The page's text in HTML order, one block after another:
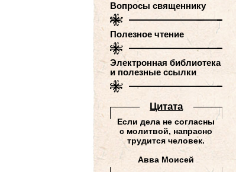
Вопросы священнику
Полезное чтение
Электронная библиотека
и полезные ссылки
Цитатa
Если дела не согласны
с молитвой, напрасно
трудится человек.
Авва Моисей